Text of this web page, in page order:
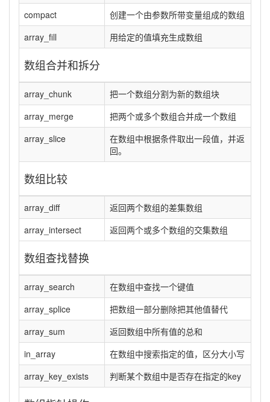
compact
创建一个由参数所带变量组成的数组
array_fill
用给定的值填充生成数组
数组合并和拆分
array_chunk
把一个数组分割为新的数组块
array_merge
把两个或多个数组合并成一个数组
array_slice
在数组中根据条件取出一段值，并返
回。
数组比较
array_diff
返回两个数组的差集数组
array_intersect
返回两个或多个数组的交集数组
数组查找替换
array_search
在数组中查找一个键值
array_splice
把数组一部分删除把其他值替代
array_sum
返回数组中所有值的总和
in_array
在数组中搜索指定的值，区分大小写
array_key_exists
判断某个数组中是否存在指定的key